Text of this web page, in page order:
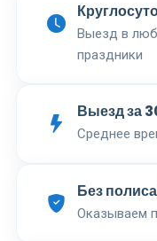
Выезд в
праздники
Выезд за
Среднее
Без
Оказываем